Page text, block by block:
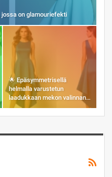
jossa on glamouriefekti
🌟 Epäsymmetrisellä
helmalla varustetun
laadukkaan mekon valinnan…